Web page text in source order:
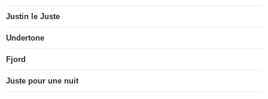
Justin le Juste
Undertone
Fjord
Juste pour une nuit